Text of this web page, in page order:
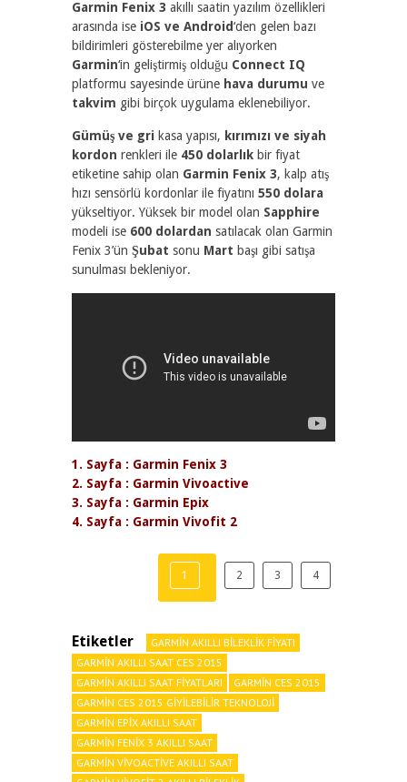
Garmin Fenix 3 akıllı saatin yazılım özellikleri
arasında ise iOS ve Android‘den gelen bazı
bildirimleri gösterebilme yer alıyorken
Garmin‘in geliştirmiş olduğu Connect IQ
platformu sayesinde ürüne hava durumu ve
takvim gibi birçok uygulama eklenebiliyor.
Gümüş ve gri kasa yapısı, kırımızı ve siyah
kordon renkleri ile 450 dolarlık bir fiyat
etiketine sahip olan Garmin Fenix 3, kalp atış
hızı sensörlü kordonlar ile fiyatını 550 dolara
yükseltiyor. Yüksek bir model olan Sapphire
modeli ise 600 dolardan satılacak olan Garmin
Fenix 3’ün Şubat sonu Mart başı gibi satışa
sunulması bekleniyor.
1. Sayfa : Garmin Fenix 3
2. Sayfa : Garmin Vivoactive
3. Sayfa : Garmin Epix
4. Sayfa : Garmin Vivofit 2
1 2 3 4
Etiketler
GARMIN AKILLI BILEKLIK FIYATI
GARMIN AKILLI SAAT CES 2015
GARMIN AKILLI SAAT FIYATLARI
GARMIN CES 2015
GARMIN CES 2015 GIYILEBILIR TEKNOLOJI
GARMIN EPIX AKILLI SAAT
GARMIN FENIX 3 AKILLI SAAT
GARMIN VIVOACTIVE AKILLI SAAT